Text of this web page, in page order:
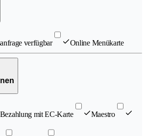
verfügbar Online Menükarte
Bezahlung mit EC-Karte Maestro